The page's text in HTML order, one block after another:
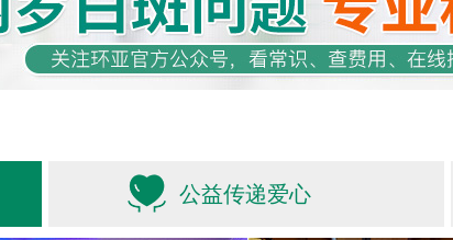
公益传递爱心